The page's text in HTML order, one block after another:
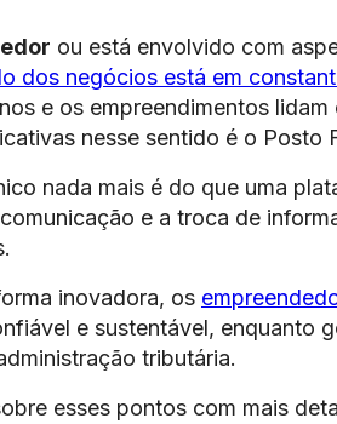
ou está envolvido com
dos negócios está em
e os empreendimentos
nesse sentido é o Posto
nada mais é do que uma
e a troca de
inovadora, os
e sustentável, enquanto
tributária.
esses pontos com mais